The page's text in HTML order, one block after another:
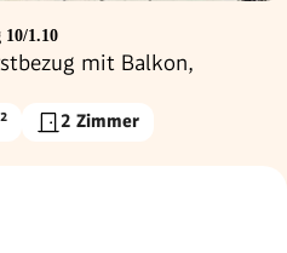
1.10
mit Balkon,
2 Zimmer